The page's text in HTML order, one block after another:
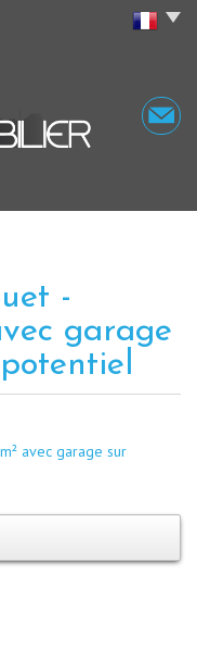
-
garage
avec garage sur